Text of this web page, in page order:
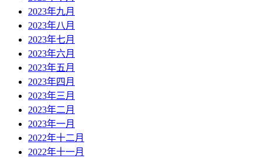
2023年九月
2023年八月
2023年七月
2023年六月
2023年五月
2023年四月
2023年三月
2023年二月
2023年一月
2022年十二月
2022年十一月